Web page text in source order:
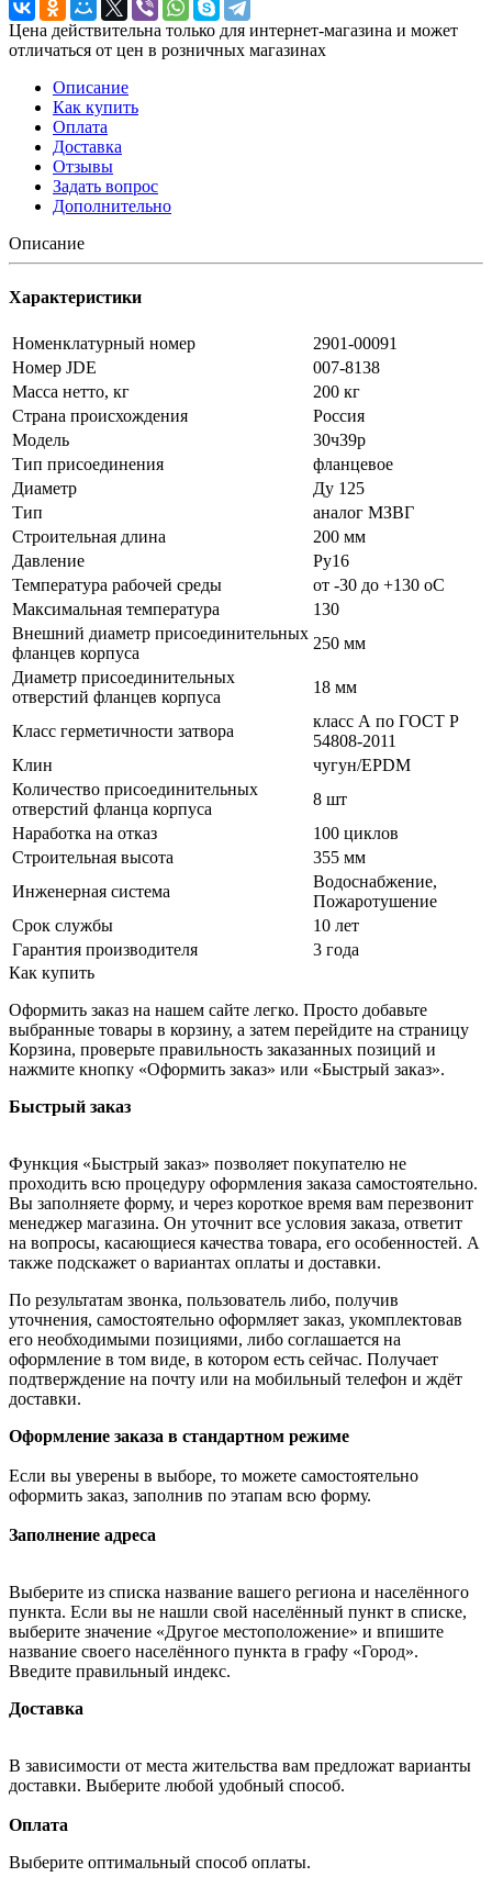
Цена действительна только для интернет-магазина и может
отличаться от цен в розничных магазинах
Описание
Как купить
Оплата
Доставка
Отзывы
Задать вопрос
Дополнительно
Описание
Характеристики
Номенклатурный номер
2901-00091
Номер JDE
007-8138
Масса нетто, кг
200 кг
Страна происхождения
Россия
Модель
30ч39р
Тип присоединения
фланцевое
Диаметр
Ду 125
Тип
аналог МЗВГ
Строительная длина
200 мм
Давление
Ру16
Температура рабочей среды
от -30 до +130 oC
Максимальная температура
130
Внешний диаметр присоединительных
фланцев корпуса
250 мм
Диаметр присоединительных
отверстий фланцев корпуса
18 мм
Класс герметичности затвора
класс А по ГОСТ P
54808-2011
Клин
чугун/EPDM
Количество присоединительных
отверстий фланца корпуса
8 шт
Наработка на отказ
100 циклов
Строительная высота
355 мм
Инженерная система
Водоснабжение,
Пожаротушение
Срок службы
10 лет
Гарантия производителя
3 года
Как купить
Оформить заказ на нашем сайте легко. Просто добавьте
выбранные товары в корзину, а затем перейдите на страницу
Корзина, проверьте правильность заказанных позиций и
нажмите кнопку «Оформить заказ» или «Быстрый заказ».
Быстрый заказ
Функция «Быстрый заказ» позволяет покупателю не
проходить всю процедуру оформления заказа самостоятельно.
Вы заполняете форму, и через короткое время вам перезвонит
менеджер магазина. Он уточнит все условия заказа, ответит
на вопросы, касающиеся качества товара, его особенностей. А
также подскажет о вариантах оплаты и доставки.
По результатам звонка, пользователь либо, получив
уточнения, самостоятельно оформляет заказ, укомплектовав
его необходимыми позициями, либо соглашается на
оформление в том виде, в котором есть сейчас. Получает
подтверждение на почту или на мобильный телефон и ждёт
доставки.
Оформление заказа в стандартном режиме
Если вы уверены в выборе, то можете самостоятельно
оформить заказ, заполнив по этапам всю форму.
Заполнение адреса
Выберите из списка название вашего региона и населённого
пункта. Если вы не нашли свой населённый пункт в списке,
выберите значение «Другое местоположение» и впишите
название своего населённого пункта в графу «Город».
Введите правильный индекс.
Доставка
В зависимости от места жительства вам предложат варианты
доставки. Выберите любой удобный способ.
Оплата
Выберите оптимальный способ оплаты.